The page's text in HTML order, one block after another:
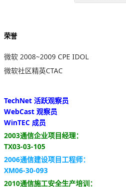
荣誉
微软 2008~2009 CPE IDOL
微软社区精英CTAC
TechNet 活跃观察员
WebCast 观察员
WinTEC 成员
2003通信企业项目经理：
TX03-03-105
2006通信建设项目工程师：
XM06-30-093
2010通信施工安全生产培训：